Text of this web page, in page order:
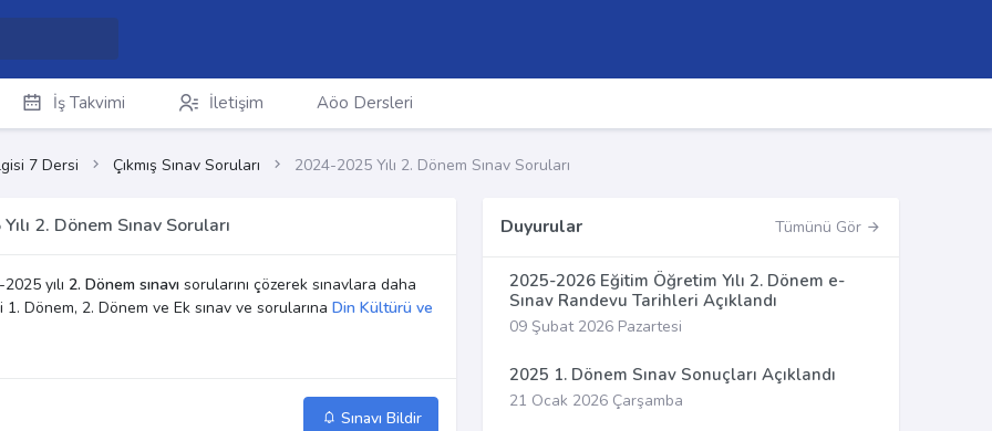
İş Takvimi İletişim Aöo Dersleri
7 Dersi Çıkmış Sınav Soruları 2024-2025 Yılı 2. Dönem Sınav Soruları
2. Dönem Sınav Soruları
yılı 2. Dönem sınavı sorularını çözerek sınavlara daha
Dönem, 2. Dönem ve Ek sınav ve sorularına Din Kültürü ve
Sınavı Bildir
Duyurular Tümünü Gör
2025-2026 Eğitim Öğretim Yılı 2. Dönem e-
Sınav Randevu Tarihleri Açıklandı
09 Şubat 2026 Pazartesi
2025 1. Dönem Sınav Sonuçları Açıklandı
21 Ocak 2026 Çarşamba